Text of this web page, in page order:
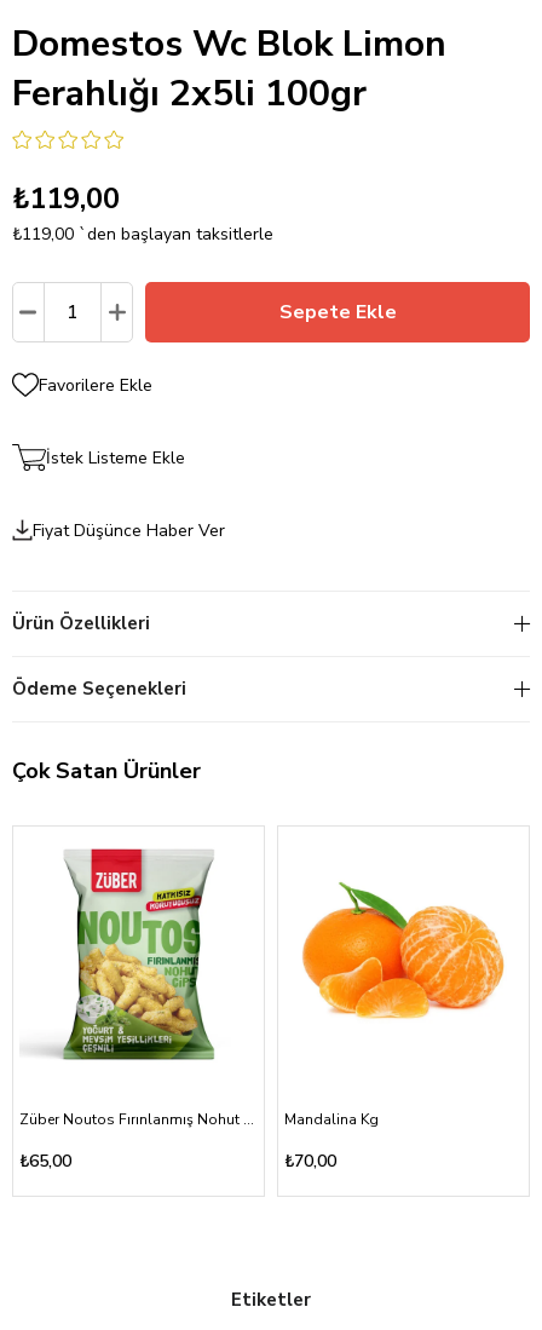
Domestos Wc Blok Limon
Ferahlığı 2x5li 100gr
₺119,00
₺119,00 `den başlayan taksitlerle
Favorilere Ekle
İstek Listeme Ekle
Fiyat Düşünce Haber Ver
Ürün Özellikleri
Ödeme Seçenekleri
Çok Satan Ürünler
Züber Noutos Fırınlanmış Nohut Cipsi Yoğurt Mevsim Yeşillikleri 55gr
₺65,00
Mandalina Kg
₺70,00
Etiketler